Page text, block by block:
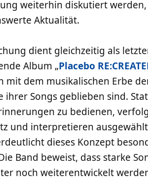
weiterhin diskutiert
Aktualität.
dient gleichzeitig als
Album „Placebo
mit dem musikalischen Erbe
ihrer Songs geblieben sind.
zu bedienen,
und interpretieren
dieses Konzept
Band beweist, dass starke
noch weiterentwickelt